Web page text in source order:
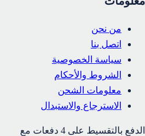
من نحن
اتصل بنا
سياسة الخصوصية
الشروط والأحكام
معلومات الشحن
الاسترجاع والاستبدال
الدفع بالتقسيط على 4 دفعات مع